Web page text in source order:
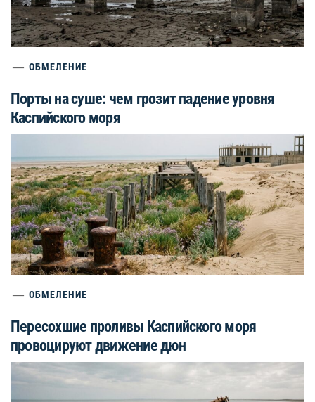
ОБМЕЛЕНИЕ
Порты на суше: чем грозит падение уровня
Каспийского моря
ОБМЕЛЕНИЕ
Пересохшие проливы Каспийского моря
провоцируют движение дюн